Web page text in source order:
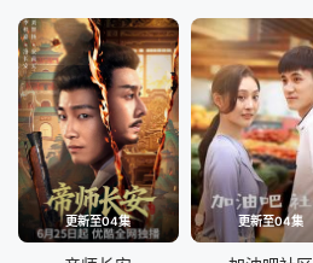
更新至04集 更新至04集